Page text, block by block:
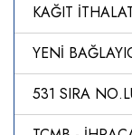
YENİ